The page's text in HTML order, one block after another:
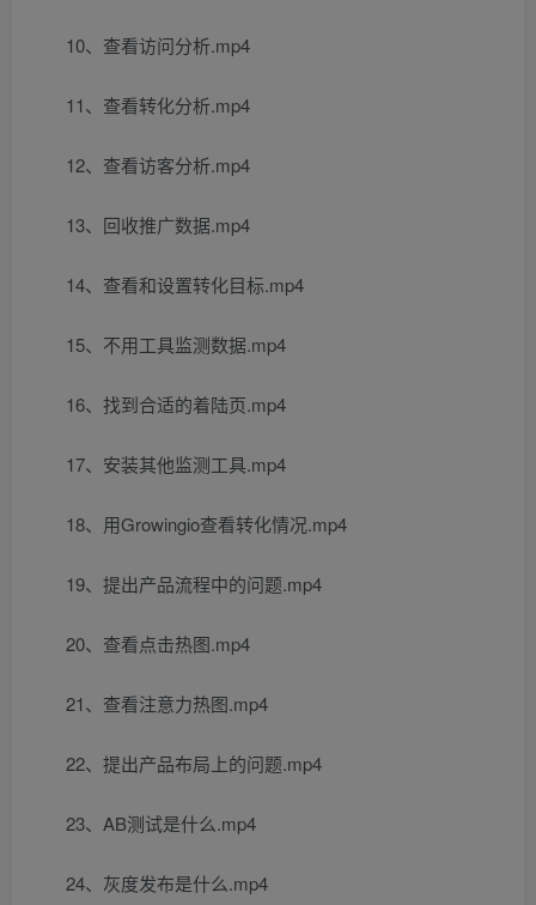
10、查看访问分析.mp4
11、查看转化分析.mp4
12、查看访客分析.mp4
13、回收推广数据.mp4
14、查看和设置转化目标.mp4
15、不用工具监测数据.mp4
16、找到合适的着陆页.mp4
17、安装其他监测工具.mp4
18、用Growingio查看转化情况.mp4
19、提出产品流程中的问题.mp4
20、查看点击热图.mp4
21、查看注意力热图.mp4
22、提出产品布局上的问题.mp4
23、AB测试是什么.mp4
24、灰度发布是什么.mp4